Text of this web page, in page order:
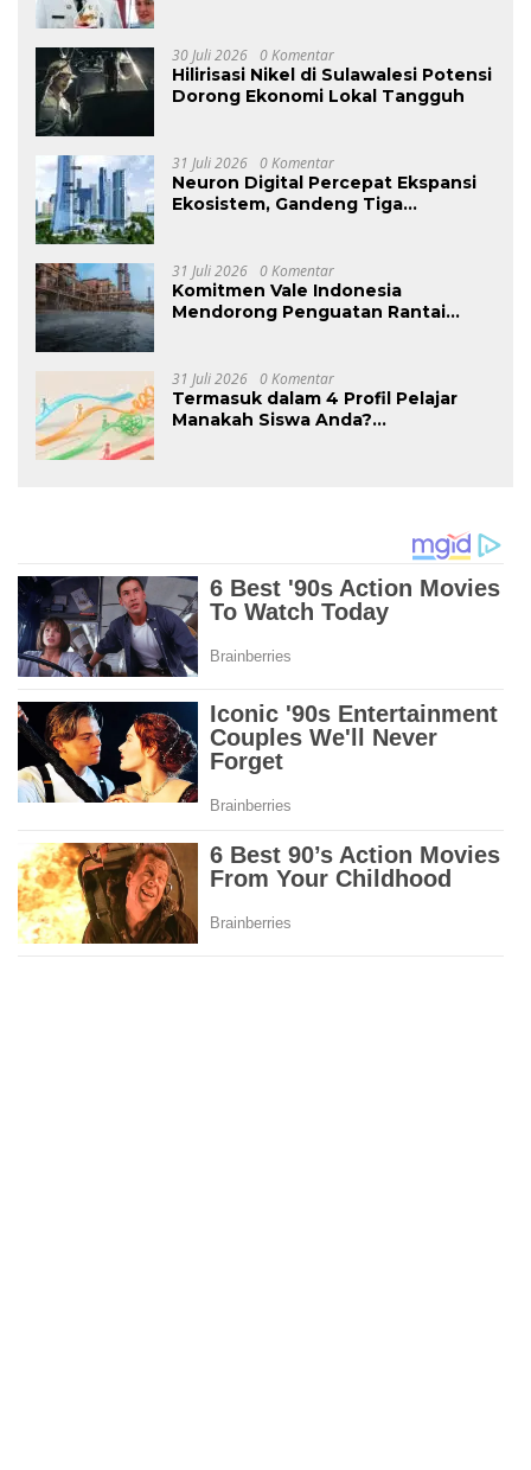
30 Juli 2026 0 Komentar
Hilirisasi Nikel di Sulawalesi Potensi
Dorong Ekonomi Lokal Tangguh
31 Juli 2026 0 Komentar
Neuron Digital Percepat Ekspansi
Ekosistem, Gandeng Tiga
“Kecerdasan Ruang Bangunan”
yang Menyeluruh di Tiongkok
31 Juli 2026 0 Komentar
Komitmen Vale Indonesia
Mendorong Penguatan Rantai
31 Juli 2026 0 Komentar
Termasuk dalam 4 Profil Pelajar
Manakah Siswa Anda?